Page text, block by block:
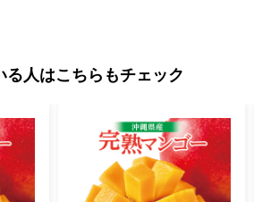
る人はこちらもチェック